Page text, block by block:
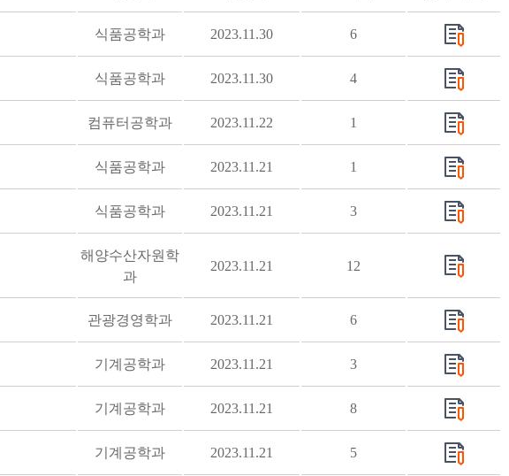
식품공학과 2023.11.30 6
식품공학과 2023.11.30 4
컴퓨터공학과 2023.11.22 1
식품공학과 2023.11.21 1
식품공학과 2023.11.21 3
해양수산자원학
과
2023.11.21 12
관광경영학과 2023.11.21 6
기계공학과 2023.11.21 3
기계공학과 2023.11.21 8
기계공학과 2023.11.21 5